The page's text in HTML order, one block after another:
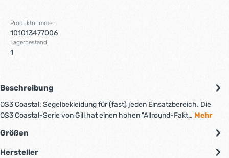
Produktnummer:
101013477006
Lagerbestand:
1
Beschreibung
OS3 Coastal: Segelbekleidung für (fast) jeden Einsatzbereich. Die
OS3 Coastal-Serie von Gill hat einen hohen "Allround-Fakt… Mehr
Größen
Hersteller